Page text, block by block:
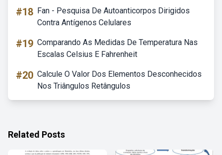
#18 Fan - Pesquisa De Autoanticorpos Dirigidos
Contra Antígenos Celulares
#19 Comparando As Medidas De Temperatura Nas
Escalas Celsius E Fahrenheit
#20 Calcule O Valor Dos Elementos Desconhecidos
Nos Triângulos Retângulos
Related Posts